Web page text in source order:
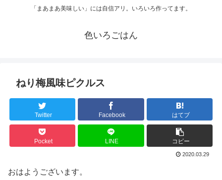
「まあまあ美味しい」には自信アリ。いろいろ作ってます。
色いろごはん
ねり梅風味ピクルス
Twitter Facebook はてブ
Pocket LINE コピー
2020.03.29
おはようございます。